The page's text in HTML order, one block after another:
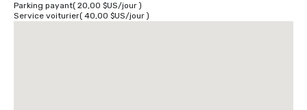
Parking payant( 20,00 $US/jour)
Service voiturier( 40,00 $US/jour)